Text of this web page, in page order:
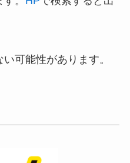
可能性があります。